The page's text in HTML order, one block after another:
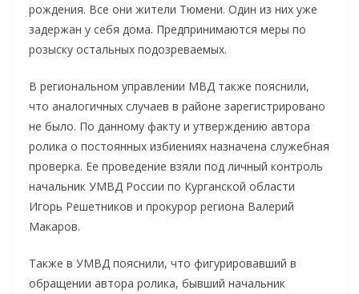
рождения. Все они жители Тюмени. Один из них уже
задержан у себя дома. Предпринимаются меры по
розыску остальных подозреваемых.
В региональном управлении МВД также пояснили,
что аналогичных случаев в районе зарегистрировано
не было. По данному факту и утверждению автора
ролика о постоянных избиениях назначена служебная
проверка. Ее проведение взяли под личный контроль
начальник УМВД России по Курганской области
Игорь Решетников и прокурор региона Валерий
Макаров.
Также в УМВД пояснили, что фигурировавший в
обращении автора ролика, бывший начальник